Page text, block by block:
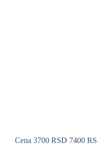
Cena 3700 RSD 7400